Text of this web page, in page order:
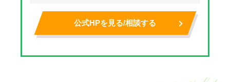
公式HPを見る/相談する